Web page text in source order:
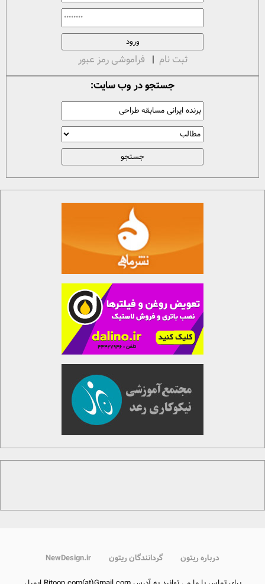
ثبت نام | فراموشی رمز عبور
جستجو در وب سایت:
درباره ریتون گردانندگان ریتون NewDesign.ir